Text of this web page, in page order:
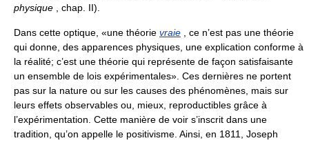
physique , chap. II).
Dans cette optique, «une théorie vraie , ce n’est pas une théorie
qui donne, des apparences physiques, une explication conforme à
la réalité; c’est une théorie qui représente de façon satisfaisante
un ensemble de lois expérimentales». Ces dernières ne portent
pas sur la nature ou sur les causes des phénomènes, mais sur
leurs effets observables ou, mieux, reproductibles grâce à
l’expérimentation. Cette manière de voir s’inscrit dans une
tradition, qu’on appelle le positivisme. Ainsi, en 1811, Joseph